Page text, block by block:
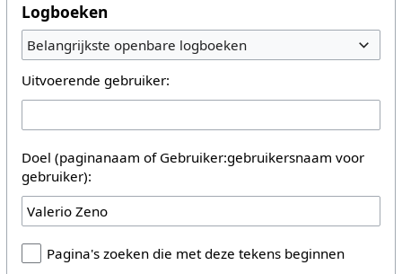
Logboeken
Belangrijkste openbare logboeken
Uitvoerende gebruiker:
Doel (paginanaam of Gebruiker:gebruikersnaam voor
gebruiker):
Pagina's zoeken die met deze tekens beginnen